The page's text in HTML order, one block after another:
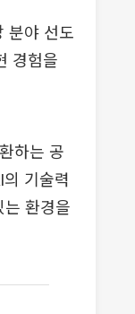
분야 선도
경험을
하는 공
기술력
환경을